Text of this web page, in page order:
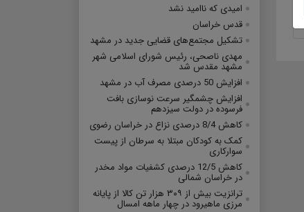
امیدی که ناامید نشد
قدس خراسان
تشکیل مجتمع‌های قضایی جدید در مشهد
مهدی ناصحی، رئیس شورای اسلامی شهر
مشهد مقدس شد
افزایش 50 درصدی مصرف آب در مشهد
افزایش چشمگیر سرعت نوسازی بافت
فرسوده در دولت سیزدهم
کاهش 8/4 درصدی نزاع در خراسان رضوی
کمک به کودکان مبتلا به سرطان از پیست
سوارکاری
کاهش 12/5 درصدی کشفیات مواد مخدر
در خراسان شمالی
ترانزیت بیش از ۳۰۹ هزار تن کالا از پایانه
مرزی ماهیرود در چهار ماهه امسال